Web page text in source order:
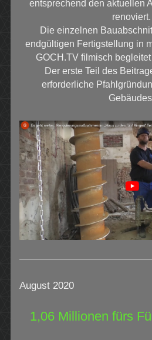
entsprechend den aktuellen
renoviert.
Die einzelnen
endgültigen Fertigstellung in
GOCH.TV filmisch
Der erste Teil des
erforderliche
August 2020
1,06 Millionen fürs